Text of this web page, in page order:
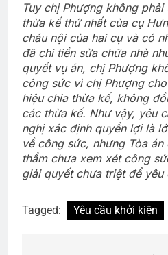
Tuy chị Phượng không
thừa kế thứ nhất của cụ
cháu nội của hai cụ và có
đã chi tiền sửa chữa nhà
quyết vụ án, chị Phượng
công sức vì chị Phượng
hiệu chia thừa kế, không
các thừa kế. Như vậy, yêu
nghị xác định quyền lợi là
về công sức, nhưng Tòa
thẩm chưa xem xét công
giải quyết chưa triệt để yêu
Tagged: Yêu cầu khởi kiện